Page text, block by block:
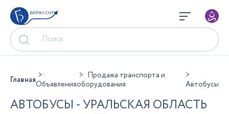
БИРЖА СНГ
ГлавнаяОбъявления
Продажа транспорта и
оборудования
Автобусы
АВТОБУСЫ - УРАЛЬСКАЯ ОБЛАСТЬ